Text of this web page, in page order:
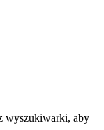
wyszukiwarki, aby